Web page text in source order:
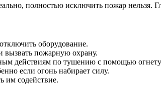
полностью исключить пожар нельзя.
оборудование.
вызвать пожарную охрану.
действиям по тушению с помощью
если огонь набирает силу.
им содействие.